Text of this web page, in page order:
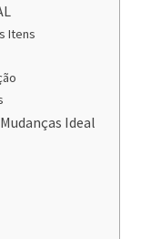
Itens
Ideal